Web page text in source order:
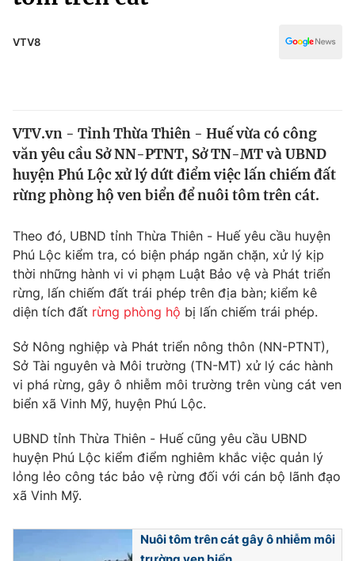
Thế giới
Tin tức
Câu chuyện quốc tế
Kinh tế
Tài chính
Thị trường
Góc doanh nghiệp
Dữ liệu và đời sống
Truyền hình
Hậu trường
Nhân vật
Giải sao mai
Giải trí
Điện ảnh
Âm nhạc
Sao
Đời sống
Làm đẹp
Chất lượng cuộc sống
Giáo dục
Tuyển sinh
Học trực tuyến
Công nghệ
Giao lưu trực tuyến
VTV8
VTV.vn - Tỉnh Thừa Thiên - Huế vừa có công
văn yêu cầu Sở NN-PTNT, Sở TN-MT và UBND
huyện Phú Lộc xử lý dứt điểm việc lấn chiếm đất
rừng phòng hộ ven biển để nuôi tôm trên cát.
Theo đó, UBND tỉnh Thừa Thiên - Huế yêu cầu huyện
Phú Lộc kiểm tra, có biện pháp ngăn chặn, xử lý kịp
thời những hành vi vi phạm Luật Bảo vệ và Phát triển
rừng, lấn chiếm đất trái phép trên địa bàn; kiểm kê
diện tích đất rừng phòng hộ bị lấn chiếm trái phép.
Sở Nông nghiệp và Phát triển nông thôn (NN-PTNT),
Sở Tài nguyên và Môi trường (TN-MT) xử lý các hành
vi phá rừng, gây ô nhiễm môi trường trên vùng cát ven
biển xã Vinh Mỹ, huyện Phú Lộc.
UBND tỉnh Thừa Thiên - Huế cũng yêu cầu UBND
huyện Phú Lộc kiểm điểm nghiêm khắc việc quản lý
lỏng lẻo công tác bảo vệ rừng đối với cán bộ lãnh đạo
xã Vinh Mỹ.
Nuôi tôm trên cát gây ô nhiễm môi